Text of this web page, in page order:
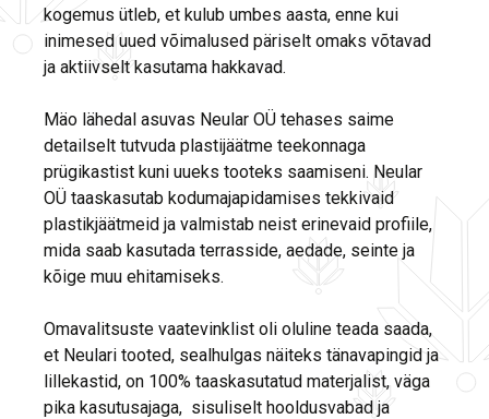
kogemus ütleb, et kulub umbes aasta, enne kui
inimesed uued võimalused päriselt omaks võtavad
ja aktiivselt kasutama hakkavad.
Mäo lähedal asuvas Neular OÜ tehases saime
detailselt tutvuda plastijäätme teekonnaga
prügikastist kuni uueks tooteks saamiseni. Neular
OÜ taaskasutab kodumajapidamises tekkivaid
plastikjäätmeid ja valmistab neist erinevaid profiile,
mida saab kasutada terrasside, aedade, seinte ja
kõige muu ehitamiseks.
Omavalitsuste vaatevinklist oli oluline teada saada,
et Neulari tooted, sealhulgas näiteks tänavapingid ja
lillekastid, on 100% taaskasutatud materjalist, väga
pika kasutusajaga, sisuliselt hooldusvabad ja